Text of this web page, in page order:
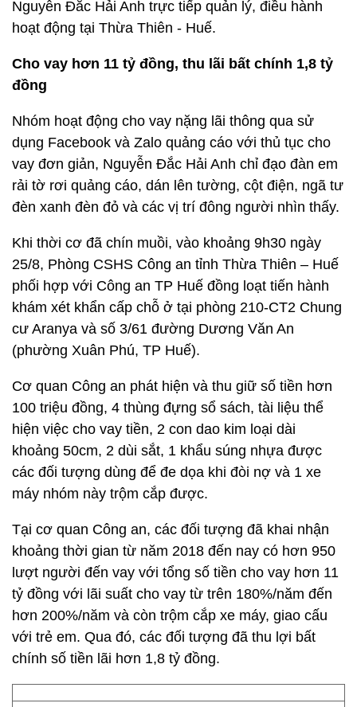
Nguyễn Đắc Hải Anh trực tiếp quản lý, điều hành
hoạt động tại Thừa Thiên - Huế.
Cho vay hơn 11 tỷ đồng, thu lãi bất chính 1,8 tỷ
đồng
Nhóm hoạt động cho vay nặng lãi thông qua sử
dụng Facebook và Zalo quảng cáo với thủ tục cho
vay đơn giản, Nguyễn Đắc Hải Anh chỉ đạo đàn em
rải tờ rơi quảng cáo, dán lên tường, cột điện, ngã tư
đèn xanh đèn đỏ và các vị trí đông người nhìn thấy.
Khi thời cơ đã chín muồi, vào khoảng 9h30 ngày
25/8, Phòng CSHS Công an tỉnh Thừa Thiên – Huế
phối hợp với Công an TP Huế đồng loạt tiến hành
khám xét khẩn cấp chỗ ở tại phòng 210-CT2 Chung
cư Aranya và số 3/61 đường Dương Văn An
(phường Xuân Phú, TP Huế).
Cơ quan Công an phát hiện và thu giữ số tiền hơn
100 triệu đồng, 4 thùng đựng sổ sách, tài liệu thể
hiện việc cho vay tiền, 2 con dao kim loại dài
khoảng 50cm, 2 dùi sắt, 1 khẩu súng nhựa được
các đối tượng dùng để đe dọa khi đòi nợ và 1 xe
máy nhóm này trộm cắp được.
Tại cơ quan Công an, các đối tượng đã khai nhận
khoảng thời gian từ năm 2018 đến nay có hơn 950
lượt người đến vay với tổng số tiền cho vay hơn 11
tỷ đồng với lãi suất cho vay từ trên 180%/năm đến
hơn 200%/năm và còn trộm cắp xe máy, giao cấu
với trẻ em. Qua đó, các đối tượng đã thu lợi bất
chính số tiền lãi hơn 1,8 tỷ đồng.